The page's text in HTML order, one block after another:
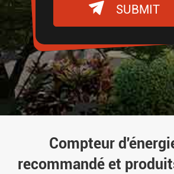
 SUBMIT
Compteur
recommandé et